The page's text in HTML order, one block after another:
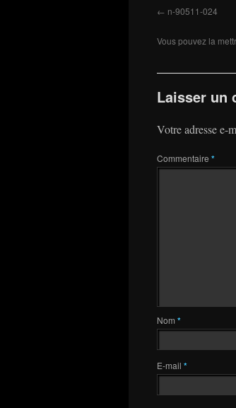
n-90511-024
Vous pouvez la
Laisser un
Votre adresse e-
Commentaire *
Nom *
E-mail *